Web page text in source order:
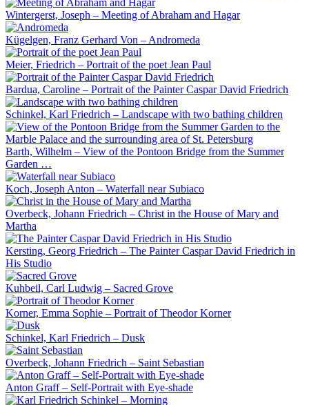
Wintergerst, Joseph – Meeting of Abraham and Hagar
Kügelgen, Franz Gerhard Von – Andromeda
Meier, Friedrich – Portrait of the poet Jean Paul
Bardua, Caroline – Portrait of the Painter Caspar David Friedrich
Schinkel, Karl Friedrich – Landscape with two bathing children
Barth, Wilhelm – View of the Pontoon Bridge from the Summer
Garden …
Koch, Joseph Anton – Waterfall near Subiaco
Overbeck, Johann Friedrich – Christ in the House of Mary and
Martha
Kersting, Georg Friedrich – The Painter Caspar David Friedrich in
His Studio
Kuhbeil, Carl Ludwig – Sacred Grove
Korner, Emma Sophie – Portrait of Theodor Korner
Schinkel, Karl Friedrich – Dusk
Overbeck, Johann Friedrich – Saint Sebastian
Anton Graff – Self-Portrait with Eye-shade